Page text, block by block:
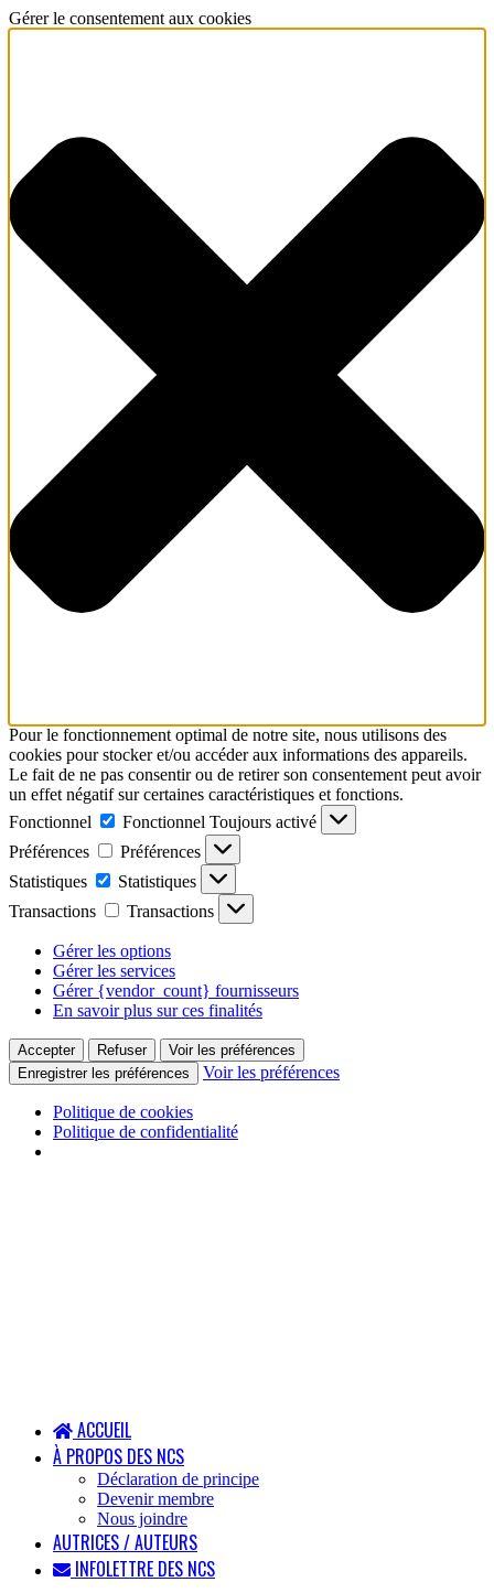
Gérer le consentement aux cookies
Pour le fonctionnement optimal de notre site, nous utilisons des
cookies pour stocker et/ou accéder aux informations des appareils.
Le fait de ne pas consentir ou de retirer son consentement peut avoir
un effet négatif sur certaines caractéristiques et fonctions.
Fonctionnel
Fonctionnel Toujours activé
Préférences
Préférences
Statistiques
Statistiques
Transactions
Transactions
Gérer les options
Gérer les services
Gérer {vendor_count} fournisseurs
En savoir plus sur ces finalités
Accepter Refuser
Voir les préférences
Enregistrer les préférences
Voir les préférences
Politique de cookies
Politique de confidentialité
ACCUEIL
À PROPOS DES NCS
Déclaration de principe
Devenir membre
Nous joindre
AUTRICES / AUTEURS
INFOLETTRE DES NCS